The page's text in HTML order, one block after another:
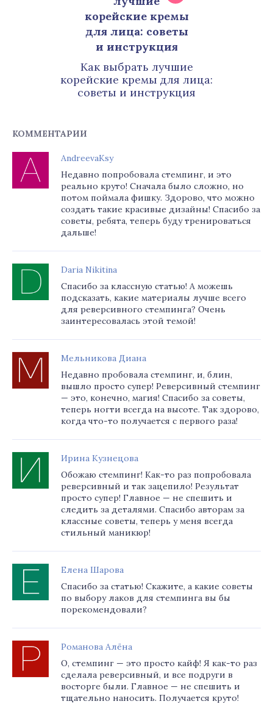
Как выбрать лучшие
корейские кремы для лица:
советы и инструкция
КОММЕНТАРИИ
AndreevaKsy
Недавно попробовала стемпинг, и это
реально круто! Сначала было сложно, но
потом поймала фишку. Здорово, что можно
создать такие красивые дизайны! Спасибо за
советы, ребята, теперь буду тренироваться
дальше!
Daria Nikitina
Спасибо за классную статью! А можешь
подсказать, какие материалы лучше всего
для реверсивного стемпинга? Очень
заинтересовалась этой темой!
Мельникова Диана
Недавно пробовала стемпинг, и, блин,
вышло просто супер! Реверсивный стемпинг
— это, конечно, магия! Спасибо за советы,
теперь ногти всегда на высоте. Так здорово,
когда что-то получается с первого раза!
Ирина Кузнецова
Обожаю стемпинг! Как-то раз попробовала
реверсивный и так зацепило! Результат
просто супер! Главное — не спешить и
следить за деталями. Спасибо авторам за
классные советы, теперь у меня всегда
стильный маникюр!
Елена Шарова
Спасибо за статью! Скажите, а какие советы
по выбору лаков для стемпинга вы бы
порекомендовали?
Романова Алёна
О, стемпинг — это просто кайф! Я как-то раз
сделала реверсивный, и все подруги в
восторге были. Главное — не спешить и
тщательно наносить. Получается круто!